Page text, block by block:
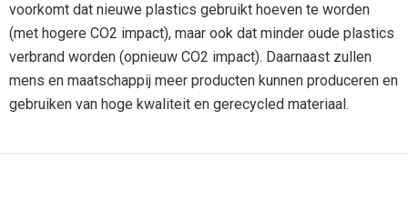
voorkomt dat nieuwe plastics gebruikt hoeven te worden
(met hogere CO2 impact), maar ook dat minder oude plastics
verbrand worden (opnieuw CO2 impact). Daarnaast zullen
mens en maatschappij meer producten kunnen produceren en
gebruiken van hoge kwaliteit en gerecycled materiaal.